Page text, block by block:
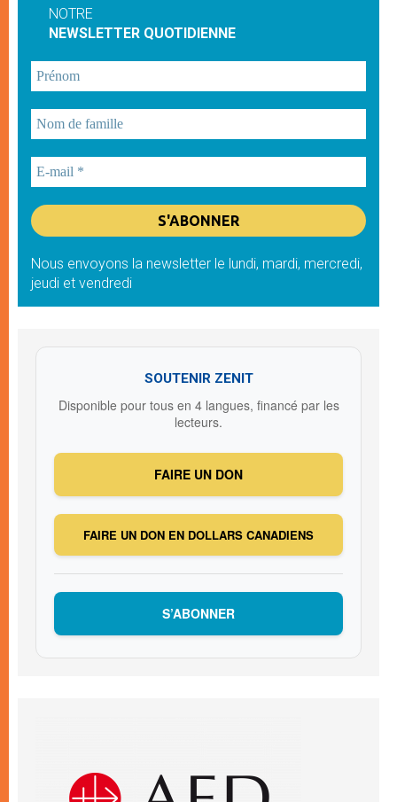
NOTRE
NEWSLETTER QUOTIDIENNE
Nous envoyons la newsletter le lundi, mardi, mercredi,
jeudi et vendredi
SOUTENIR ZENIT
Disponible pour tous en 4 langues, financé par les
lecteurs.
FAIRE UN DON
FAIRE UN DON EN DOLLARS CANADIENS
S’ABONNER